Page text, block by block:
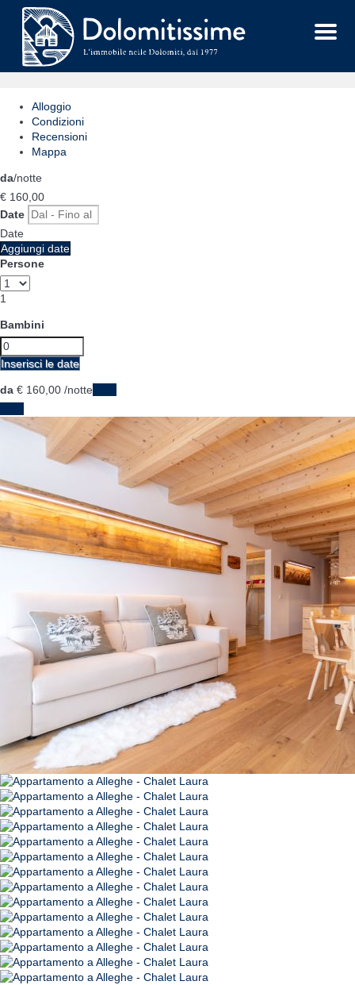
Menu
Alloggio
Condizioni
Recensioni
Mappa
da/notte
€ 160, 00
Date
Date
Aggiungi date
Persone
1
Bambini
Inserisci le date
da € 160, 00 /notte